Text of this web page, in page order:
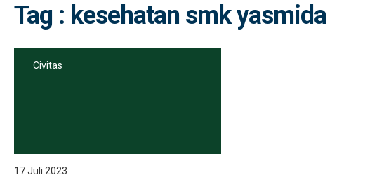
Tag : kesehatan smk yasmida
Civitas
17 Juli 2023